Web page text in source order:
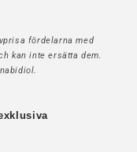
fördelarna med
kan inte ersätta dem.